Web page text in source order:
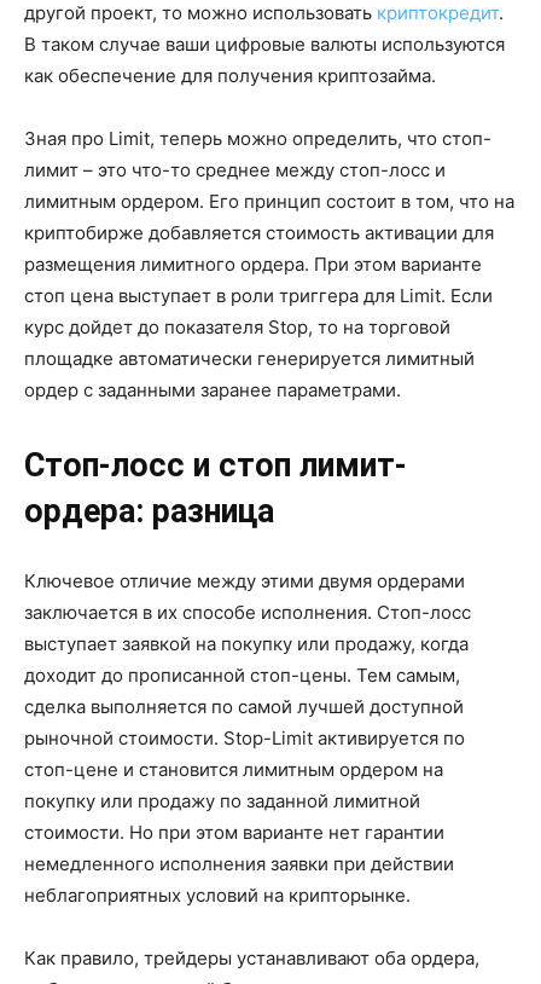
другой проект, то можно использовать криптокредит.
В таком случае ваши цифровые валюты используются
как обеспечение для получения криптозайма.
Зная про Limit, теперь можно определить, что стоп-
лимит – это что-то среднее между стоп-лосс и
лимитным ордером. Его принцип состоит в том, что на
криптобирже добавляется стоимость активации для
размещения лимитного ордера. При этом варианте
стоп цена выступает в роли триггера для Limit. Если
курс дойдет до показателя Stop, то на торговой
площадке автоматически генерируется лимитный
ордер с заданными заранее параметрами.
Стоп-лосс и стоп лимит-
ордера: разница
Ключевое отличие между этими двумя ордерами
заключается в их способе исполнения. Стоп-лосс
выступает заявкой на покупку или продажу, когда
доходит до прописанной стоп-цены. Тем самым,
сделка выполняется по самой лучшей доступной
рыночной стоимости. Stop-Limit активируется по
стоп-цене и становится лимитным ордером на
покупку или продажу по заданной лимитной
стоимости. Но при этом варианте нет гарантии
немедленного исполнения заявки при действии
неблагоприятных условий на крипторынке.
Как правило, трейдеры устанавливают оба ордера,